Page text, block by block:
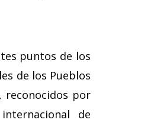
puntos de los
de los Pueblos
reconocidos por
de